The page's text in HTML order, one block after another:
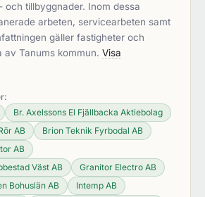
och tillbyggnader. Inom dessa
arbeten, servicearbeten samt
gäller fastigheter och
av Tanums kommun. Visa
Br. Axelssons El Fjällbacka Aktiebolag
AB
Brion Teknik Fyrbodal AB
AB
Väst AB
Granitor Electro AB
Bohuslän AB
Intemp AB